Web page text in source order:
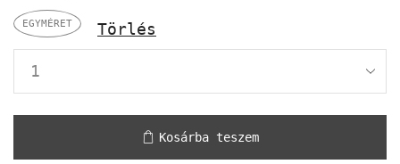
EGYMÉRET Törlés
Kosárba teszem